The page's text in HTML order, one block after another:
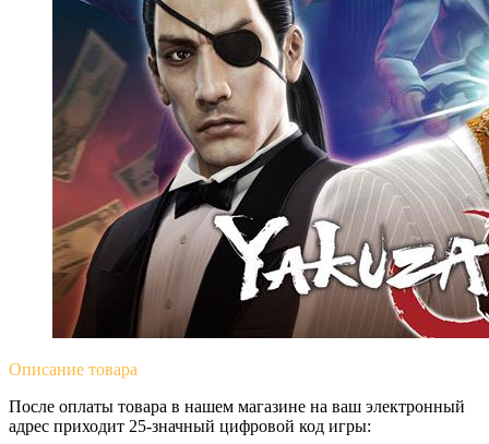
Описание товара
После оплаты товара в нашем магазине на ваш электронный
адрес приходит 25-значный цифровой код игры: